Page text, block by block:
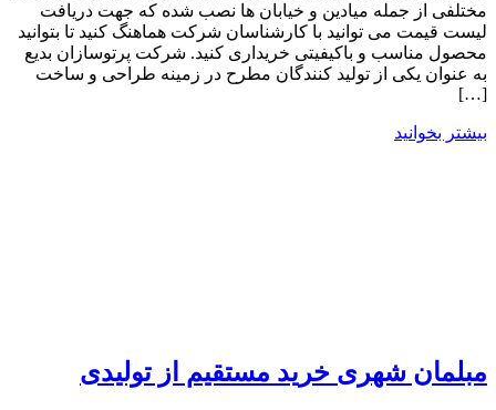
مختلفی از جمله میادین و خیابان ها نصب شده که جهت دریافت
لیست قیمت می توانید با کارشناسان شرکت هماهنگ کنید تا بتوانید
محصول مناسب و باکیفیتی خریداری کنید. شرکت پرتوسازان بدیع
به عنوان یکی از تولید کنندگان مطرح در زمینه طراحی و ساخت
[…]
بیشتر بخوانید
مبلمان شهری خرید مستقیم از تولیدی